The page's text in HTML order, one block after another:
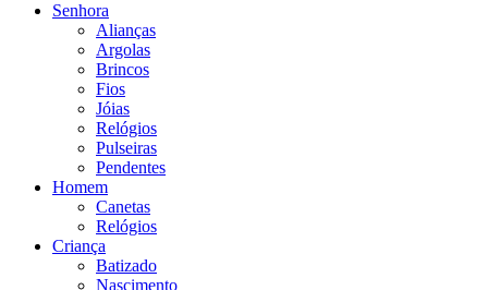
Senhora
Alianças
Argolas
Brincos
Fios
Jóias
Relógios
Pulseiras
Pendentes
Homem
Canetas
Relógios
Criança
Batizado
Nascimento